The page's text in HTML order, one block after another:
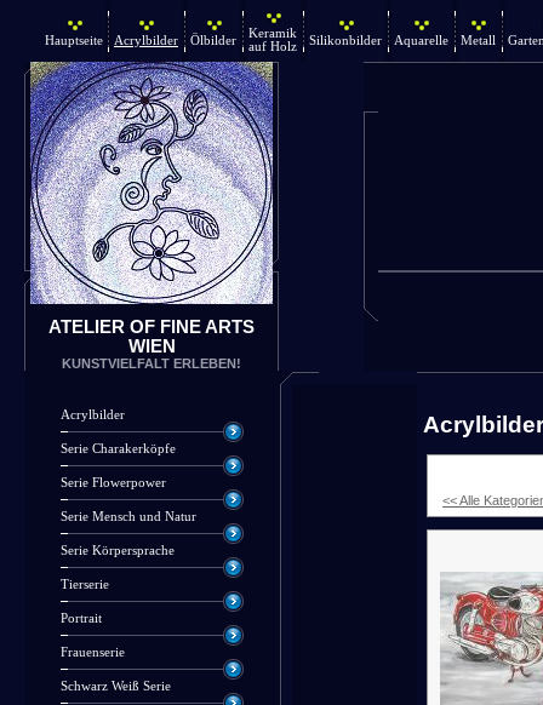
Hauptseite Acrylbilder Ölbilder
Keramik
auf Holz
Silikonbilder Aquarelle Metall
ATELIER OF FINE ARTS
WIEN
KUNSTVIELFALT ERLEBEN!
Acrylbilder
Serie Charakerköpfe
Serie Flowerpower
Serie Mensch und Natur
Serie Körpersprache
Tierserie
Portrait
Frauenserie
Schwarz Weiß Serie
Acrylbilder
<< Alle